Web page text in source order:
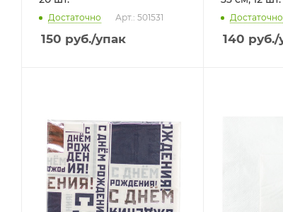
Достаточно Арт.: 501531
150 руб./упак
Достаточно
140 руб./